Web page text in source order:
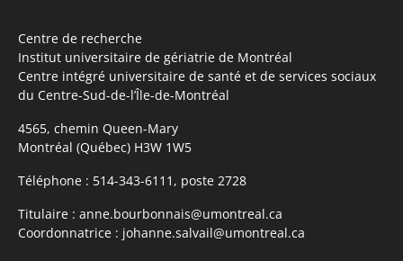
Centre de recherche
Institut universitaire de gériatrie de Montréal
Centre intégré universitaire de santé et de services sociaux
du Centre-Sud-de-l’Île-de-Montréal
4565, chemin Queen-Mary
Montréal (Québec) H3W 1W5
Téléphone : 514-343-6111, poste 2728
Titulaire : anne.bourbonnais@umontreal.ca
Coordonnatrice : johanne.salvail@umontreal.ca